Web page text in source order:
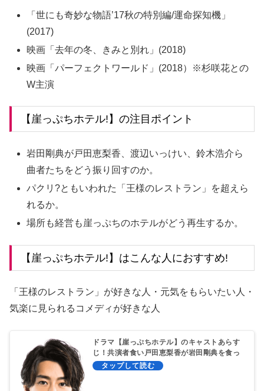
「世にも奇妙な物語’17秋の特別編/運命探知機」
(2017)
映画「去年の冬、きみと別れ」(2018)
映画「パーフェクトワールド」(2018）※杉咲花との
W主演
【崖っぷちホテル!】の注目ポイント
岩田剛典が戸田恵梨香、渡辺いっけい、鈴木浩介ら
曲者たちをどう振り回すのか。
パクリ?ともいわれた「王様のレストラン」を超えら
れるか。
場所も経営も崖っぷちのホテルがどう再生するか。
【崖っぷちホテル!】はこんな人におすすめ!
「王様のレストラン」が好きな人・元気をもらいたい人・
気楽に見られるコメディが好きな人
ドラマ【崖っぷちホテル】のキャストあらす
じ！共演者食い戸田恵梨香が岩田剛典を食っ
ちゃう？